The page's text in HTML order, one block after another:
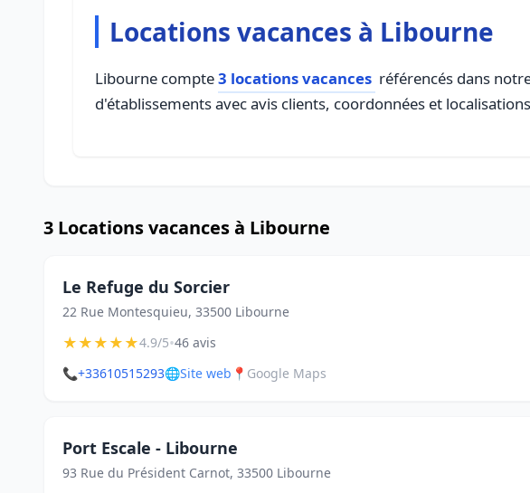
Locations vacances à Libourne
Libourne compte3 locations vacances référencés dans
d'établissements avec avis clients, coordonnées et
3 Locations vacances à Libourne
Le Refuge du Sorcier
22 Rue Montesquieu, 33500 Libourne
★★★★★4.9/5•46 avis
📞+33610515293🌐Site web 📍 Google Maps
Port Escale - Libourne
93 Rue du Président Carnot, 33500 Libourne